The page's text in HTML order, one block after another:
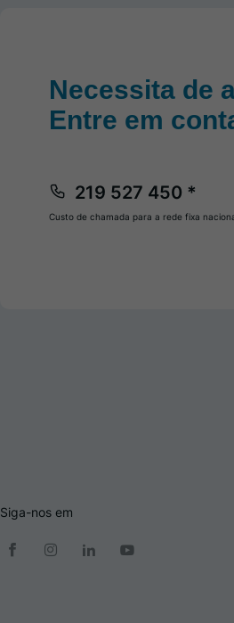
Necessita de
Entre em
219 527 450 *
Custo de chamada para a rede fixa
Siga-nos em